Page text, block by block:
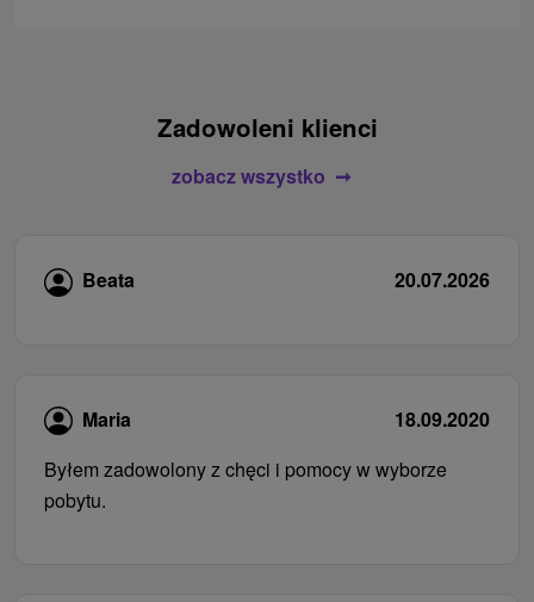
Zadowoleni klienci
zobacz wszystko
Beata 20.07.2026
Maria
18.09.2020
Byłem zadowolony z chęci i pomocy w wyborze
pobytu.